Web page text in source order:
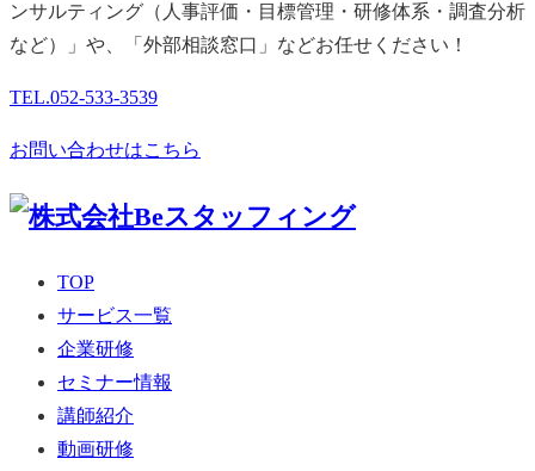
ンサルティング（人事評価・目標管理・研修体系・調査分析
など）」や、「外部相談窓口」などお任せください！
TEL.052-533-3539
お問い合わせはこちら
TOP
サービス一覧
企業研修
セミナー情報
講師紹介
動画研修